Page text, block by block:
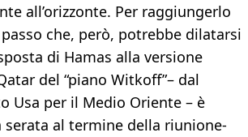
all’orizzonte. Per raggiungerlo
che, però, potrebbe dilatarsi
di Hamas alla versione
del “piano Witkoff”– dal
Usa per il Medio Oriente – è
al termine della riunione-